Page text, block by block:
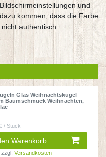
und
kommen, dass die Farbe
authentisch
Glas Weihnachtskugel
Baumschmuck Weihnachten,
/ Stück
Warenkorb
zzgl.Versandkosten